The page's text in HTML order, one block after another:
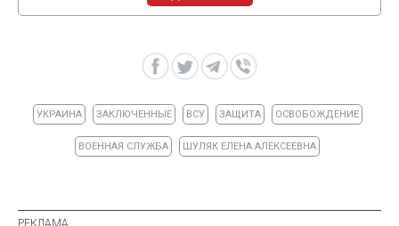
УКРАИНА ЗАКЛЮЧЕННЫЕ ВСУ ЗАЩИТА ОСВОБОЖДЕНИЕ
ВОЕННАЯ СЛУЖБА ШУЛЯК ЕЛЕНА АЛЕКСЕЕВНА